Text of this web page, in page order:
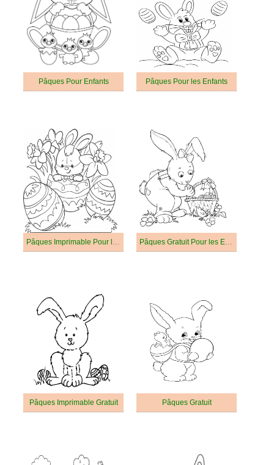
Pâques Pour Enfants Pâques Pour les Enfants
Pâques Imprimable Pour les Enfants Pâques Gratuit Pour les Enfants
Pâques Imprimable Gratuit Pâques Gratuit